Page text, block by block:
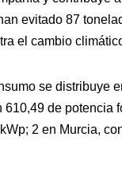
evitado 87
el cambio
se distribuye
de potencia
2 en Murcia,